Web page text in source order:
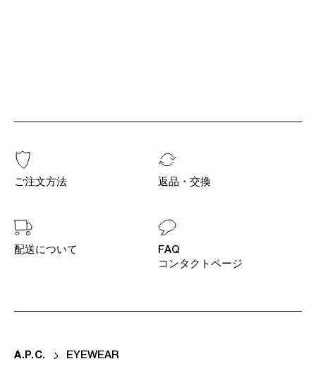
ご注文方法 返品・交換
配送について
FAQ
コンタクトページ
A. P. C. EYEWEAR